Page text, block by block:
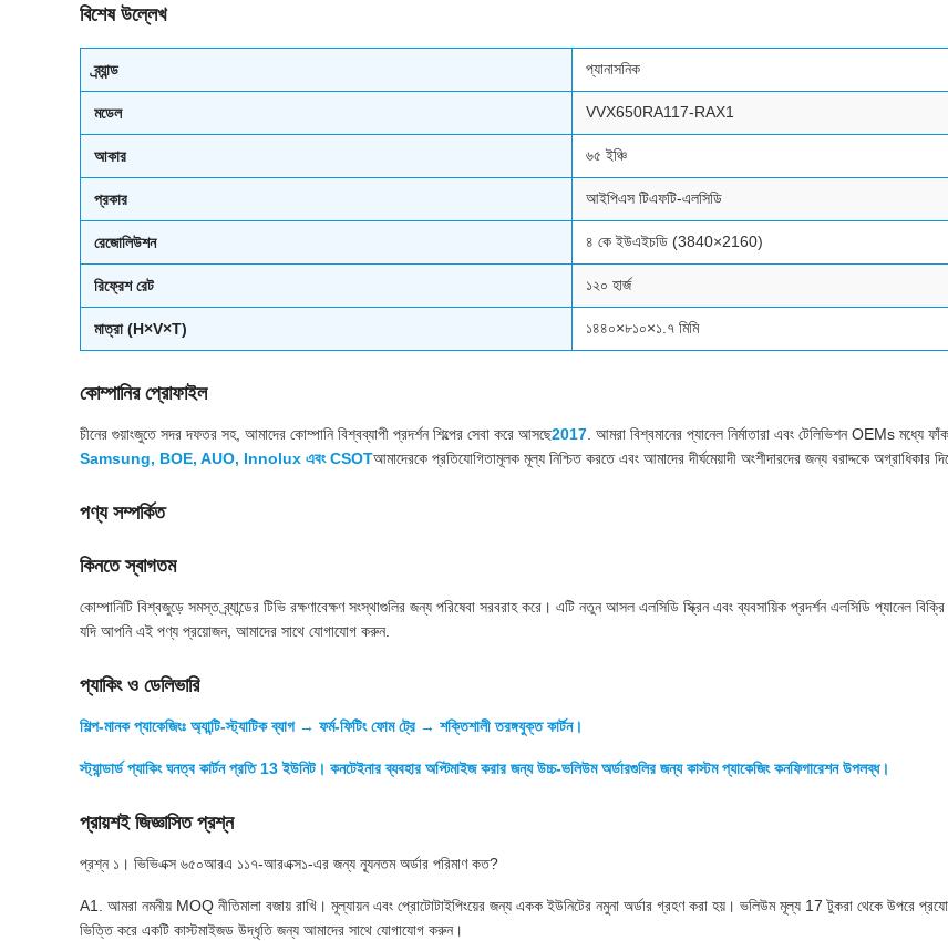
বিশেষ উল্লেখ
ব্র্যান্ড প্যানাসনিক
মডেল VVX650RA117-RAX1
আকার ৬৫ ইঞ্চি
প্রকার আইপিএস টিএফটি-এলসিডি
রেজোলিউশন ৪ কে ইউএইচডি (3840×2160)
রিফ্রেশ রেট ১২০ হার্জ
মাত্রা (H×V×T) ১৪৪০×৮১০×১.৭ মিমি
কোম্পানির প্রোফাইল
চীনের গুয়াংজুতে সদর দফতর সহ, আমাদের কোম্পানি বিশ্বব্যাপী প্রদর্শন শিল্পের সেবা করে আসছে2017 . আমরা বিশ্বমানের প্যানেল নির্মাতারা এবং টেলিভিশন OEMs মধ্যে
Samsung, BOE, AUO, Innolux এবং CSOTআমাদেরকে প্রতিযোগিতামূলক মূল্য নিশ্চিত করতে এবং আমাদের দীর্ঘমেয়াদী অংশীদারদের জন্য বরাদ্দকে অগ্রাধিকার
পণ্য সম্পর্কিত
কিনতে স্বাগতম
কোম্পানিটি বিশ্বজুড়ে সমস্ত ব্র্যান্ডের টিভি রক্ষণাবেক্ষণ সংস্থাগুলির জন্য পরিষেবা সরবরাহ করে। এটি নতুন আসল এলসিডি স্ক্রিন এবং ব্যবসায়িক প্রদর্শন এলসিডি প্যানেল
যদি আপনি এই পণ্য প্রয়োজন, আমাদের সাথে যোগাযোগ করুন.
প্যাকিং ও ডেলিভারি
শিল্প-মানক প্যাকেজিংঃ অ্যান্টি-স্ট্যাটিক ব্যাগ → ফর্ম-ফিটিং ফোম ট্রে → শক্তিশালী তরঙ্গযুক্ত কার্টন।
স্ট্যান্ডার্ড প্যাকিং ঘনত্ব কার্টন প্রতি 13 ইউনিট। কনটেইনার ব্যবহার অপ্টিমাইজ করার জন্য উচ্চ-ভলিউম অর্ডারগুলির জন্য কাস্টম প্যাকেজিং কনফিগারেশন উপলব্ধ।
প্রায়শই জিজ্ঞাসিত প্রশ্ন
প্রশ্ন ১। ভিভিএক্স ৬৫০আরএ ১১৭-আরএক্স১-এর জন্য ন্যূনতম অর্ডার পরিমাণ কত?
A1. আমরা নমনীয় MOQ নীতিমালা বজায় রাখি। মূল্যায়ন এবং প্রোটোটাইপিংয়ের জন্য একক ইউনিটের নমুনা অর্ডার গ্রহণ করা হয়। ভলিউম মূল্য 17 টুকরা থেকে উপরে
ভিত্তি করে একটি কাস্টমাইজড উদ্ধৃতি জন্য আমাদের সাথে যোগাযোগ করুন।